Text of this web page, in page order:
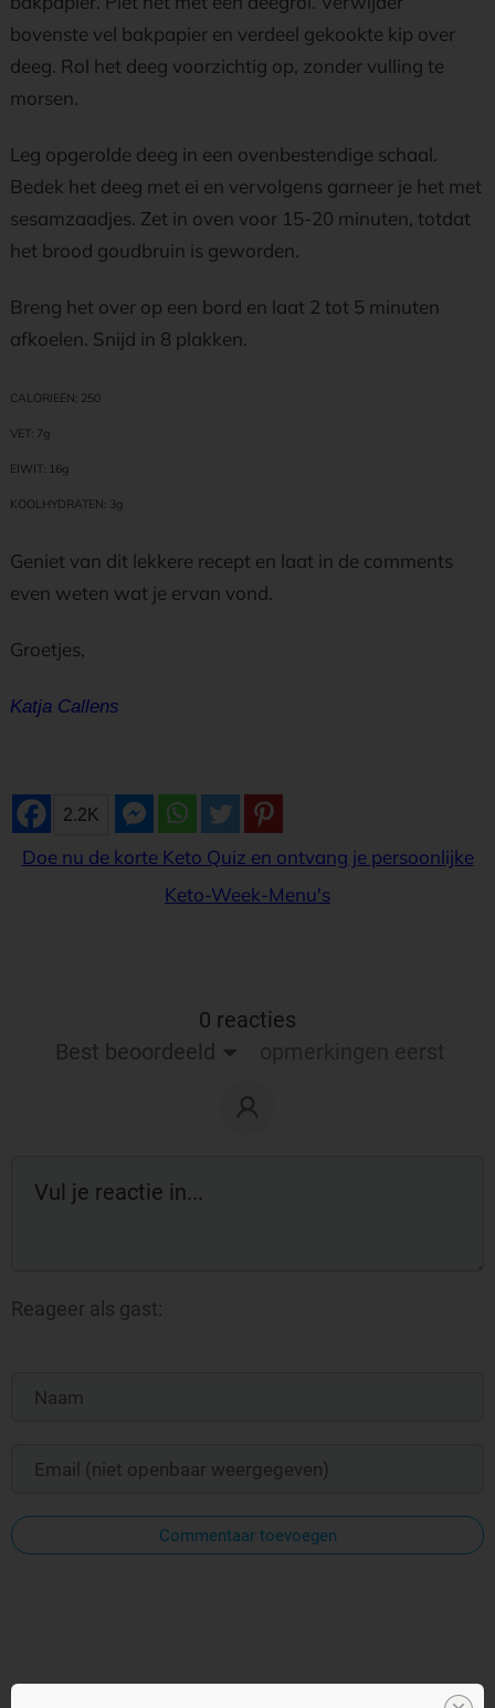
bovenste vel bakpapier en verdeel gekookte kip over
deeg. Rol het deeg voorzichtig op, zonder vulling te
morsen.
Leg opgerolde deeg in een ovenbestendige schaal.
Bedek het deeg met ei en vervolgens garneer je het met
sesamzaadjes. Zet in oven voor 15-20 minuten, totdat
het brood goudbruin is geworden.
Breng het over op een bord en laat 2 tot 5 minuten
afkoelen. Snijd in 8 plakken.
CALORIEËN: 250
VET: 7g
EIWIT: 16g
KOOLHYDRATEN: 3g
Geniet van dit lekkere recept en laat in de comments
even weten wat je ervan vond.
Groetjes,
Katja Callens
2.2K
Doe nu de korte Keto Quiz en ontvang je persoonlijke
Keto-Week-Menu's
0 reacties
Best beoordeeld
opmerkingen eerst
Reageer als gast:
Commentaar toevoegen